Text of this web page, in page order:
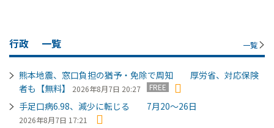
行政 一覧 一覧
熊本地震、窓口負担の猶予・免除で周知 厚労省、対応保険
者も【無料】
2026年8月7日 20:27 FREE
手足口病6.98、減少に転じる 7月20～26日
2026年8月7日 17:21